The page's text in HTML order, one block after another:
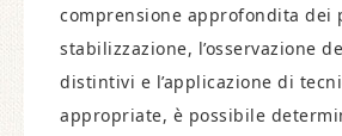
comprensione approfondita dei
stabilizzazione, l’osservazione
distintivi e l’applicazione di
appropriate, è possibile